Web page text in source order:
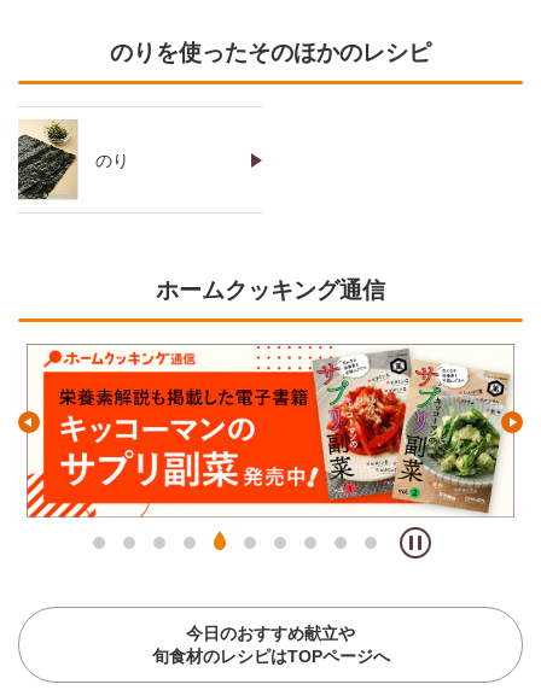
のりを使ったそのほかのレシピ
のり
ホームクッキング通信
今日のおすすめ献立や
旬食材のレシピはTOPページへ